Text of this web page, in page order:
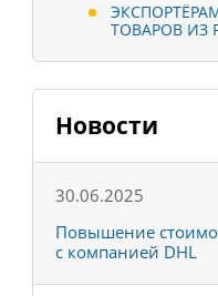
ТОВАРОВ ИЗ
Новости
30.06.2025
Повышение
с компанией DHL